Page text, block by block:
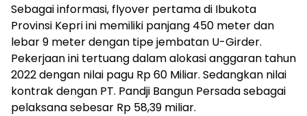
Sebagai informasi, flyover pertama di Ibukota
Provinsi Kepri ini memiliki panjang 450 meter dan
lebar 9 meter dengan tipe jembatan U-Girder.
Pekerjaan ini tertuang dalam alokasi anggaran tahun
2022 dengan nilai pagu Rp 60 Miliar. Sedangkan nilai
kontrak dengan PT. Pandji Bangun Persada sebagai
pelaksana sebesar Rp 58,39 miliar.